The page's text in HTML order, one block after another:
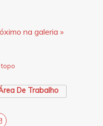
na galeria »
De Trabalho